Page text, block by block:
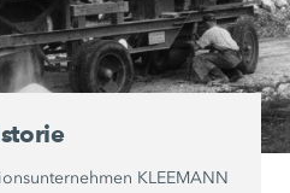
KLEEMANN